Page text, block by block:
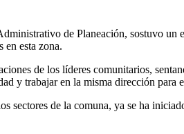
de Planeación, sostuvo
en esta zona.
de los líderes comunitarios,
y trabajar en la misma dirección para
sectores de la comuna, ya se ha